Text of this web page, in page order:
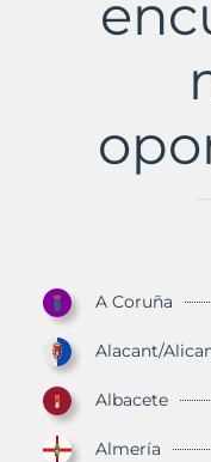
A Coruña
Alacant/
Albacete
Almería